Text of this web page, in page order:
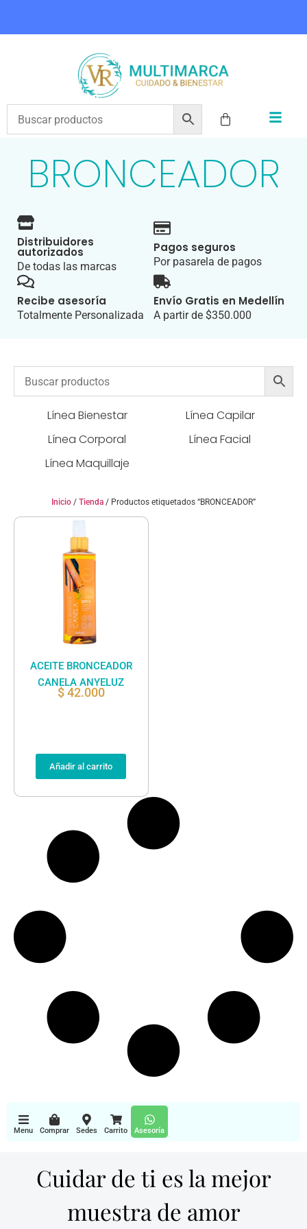
BRONCEADOR
Distribuidores
autorizados
De todas las marcas
Pagos seguros
Por pasarela de pagos
Recibe asesoría
Totalmente Personalizada
Envío Gratis en Medellín
A partir de $350.000
Línea Bienestar
Línea Capilar
Línea Corporal
Línea Facial
Línea Maquillaje
Inicio / Tienda / Productos etiquetados “BRONCEADOR”
ACEITE BRONCEADOR
CANELA ANYELUZ
$42.000
Añadir al carrito
Menu Comprar Sedes Carrito Asesoría
Cuidar de ti es la mejor
muestra de amor